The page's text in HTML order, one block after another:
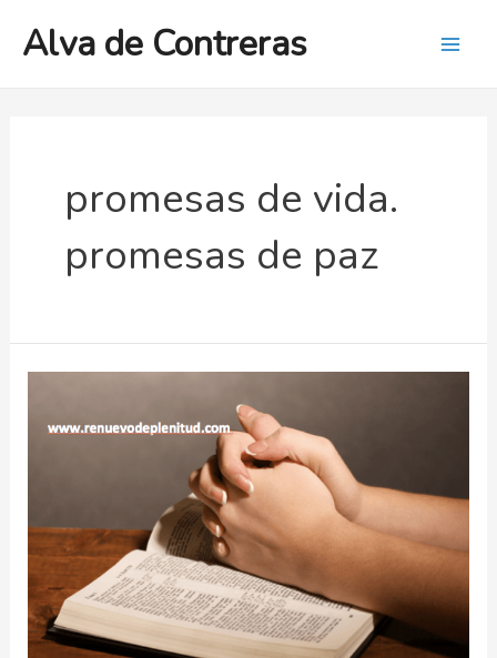
Alva de Contreras
promesas de vida.
promesas de paz